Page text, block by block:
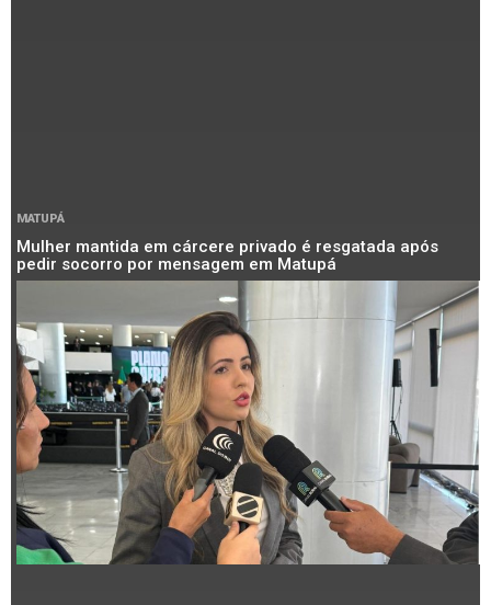
MATUPÁ
Mulher mantida em cárcere privado é resgatada após
pedir socorro por mensagem em Matupá